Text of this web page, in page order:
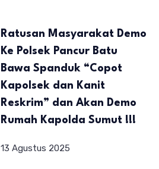
Ratusan Masyarakat Demo
Ke Polsek Pancur Batu
Bawa Spanduk “Copot
Kapolsek dan Kanit
Reskrim” dan Akan Demo
Rumah Kapolda Sumut !!!
13 Agustus 2025